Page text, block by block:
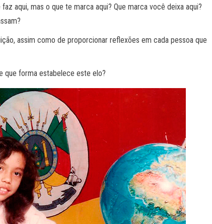
aqui, mas o que te marca aqui? Que marca você deixa aqui?
assim como de proporcionar reflexões em cada pessoa que
que forma estabelece este elo?